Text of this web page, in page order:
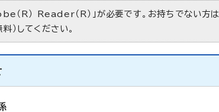
（R） Reader（R）」が必要です。お持ちでない方は
）してください。